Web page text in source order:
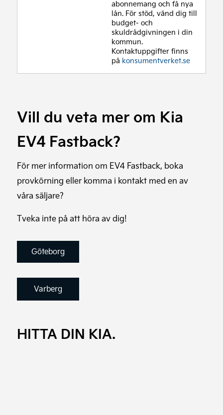
abonnemang och få nya
lån. För stöd, vänd dig till
budget- och
skuldrådgivningen i din
kommun.
Kontaktuppgifter finns
på konsumentverket.se
Vill du veta mer om Kia
EV4 Fastback?
För mer information om EV4 Fastback, boka
provkörning eller komma i kontakt med en av
våra säljare?
Tveka inte på att höra av dig!
Göteborg
Varberg
HITTA DIN KIA.